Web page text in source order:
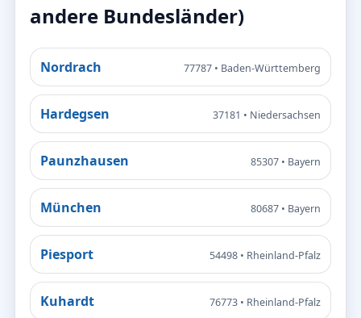
andere Bundesländer)
Nordrach 77787 • Baden-Württemberg
Hardegsen 37181 • Niedersachsen
Paunzhausen 85307 • Bayern
München 80687 • Bayern
Piesport 54498 • Rheinland-Pfalz
Kuhardt 76773 • Rheinland-Pfalz